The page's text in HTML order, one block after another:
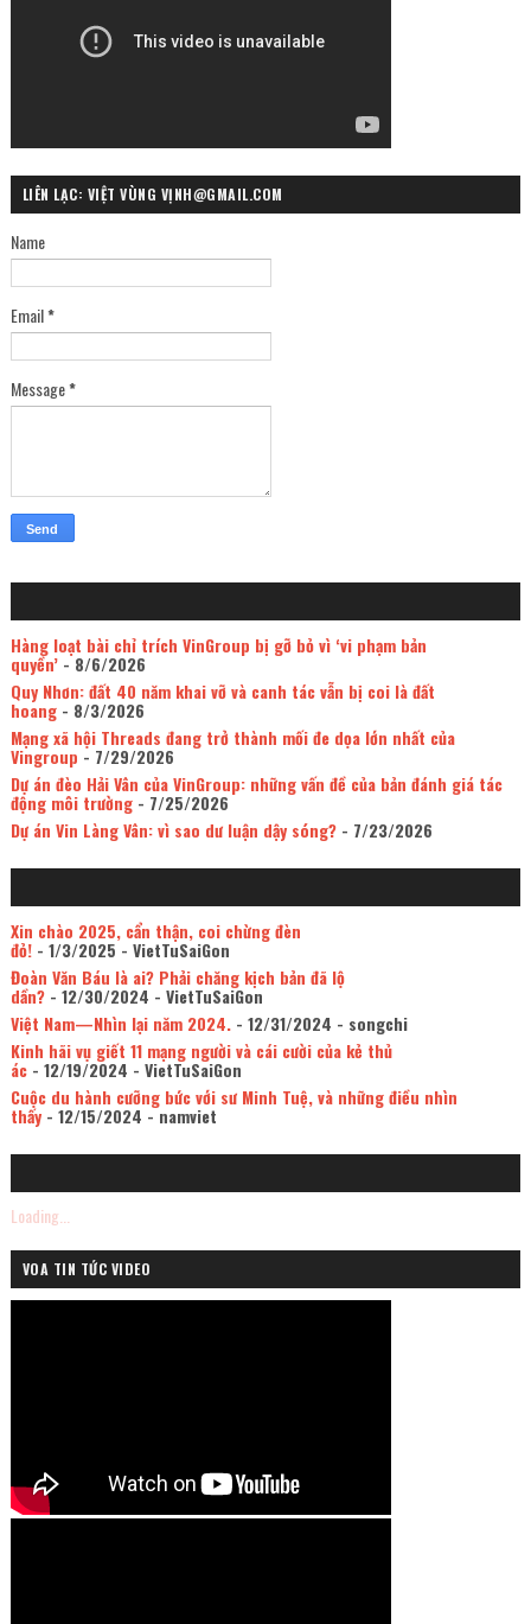
LIÊN LẠC: VIỆT VÙNG VỊNH@GMAIL.COM
Name
Email*
Message*
Hàng loạt bài chỉ trích VinGroup bị gỡ bỏ vì ‘vi phạm bản
quyền’- 8/6/2026
Quy Nhơn: đất 40 năm khai vỡ và canh tác vẫn bị coi là đất
hoang- 8/3/2026
Mạng xã hội Threads đang trở thành mối đe dọa lớn nhất của
Vingroup - 7/29/2026
Dự án đèo Hải Vân của VinGroup: những vấn đề của bản đánh giá tác
động môi trường- 7/25/2026
Dự án Vin Làng Vân: vì sao dư luận dậy sóng?- 7/23/2026
Xin chào 2025, cẩn thận, coi chừng đèn
đỏ!- 1/3/2025 - VietTuSaiGon
Đoàn Văn Báu là ai? Phải chăng kịch bản đã lộ
dần?- 12/30/2024 - VietTuSaiGon
Việt Nam—Nhìn lại năm 2024.- 12/31/2024 - songchi
Kinh hãi vụ giết 11 mạng người và cái cười của kẻ thủ
ác- 12/19/2024 - VietTuSaiGon
Cuộc du hành cưỡng bức với sư Minh Tuệ, và những điều nhìn
thấy- 12/15/2024 - namviet
Loading...
VOA TIN TỨC VIDEO